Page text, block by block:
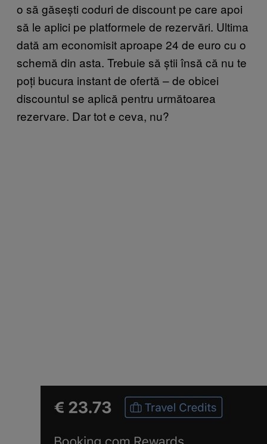
o să găsești coduri de discount pe care apoi
să le aplici pe platformele de rezervări. Ultima
dată am economisit aproape 24 de euro cu o
schemă din asta. Trebuie să știi însă că nu te
poți bucura instant de ofertă – de obicei
discountul se aplică pentru următoarea
rezervare. Dar tot e ceva, nu?